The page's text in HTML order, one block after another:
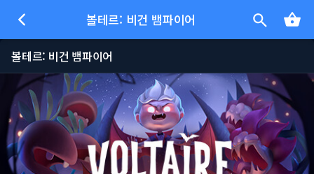
볼테르: 비건 뱀파이어
볼테르: 비건 뱀파이어